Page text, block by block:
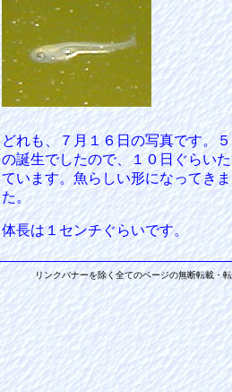
どれも、７月１６日の写真です。
の誕生でしたので、１０日ぐらい
ています。魚らしい形になってき
た。
体長は１センチぐらいです。
リンクバナーを除く全てのページの無断転載・